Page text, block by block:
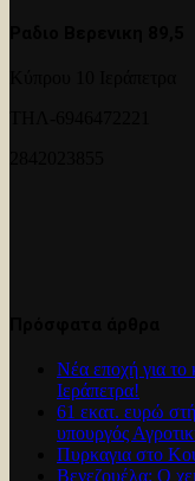
Νέα εποχή για
Ιεράπετρα!
61 εκατ. ευρώ
υπουργός
Πυρκαγια στο
Βενεζουέλα: Ο